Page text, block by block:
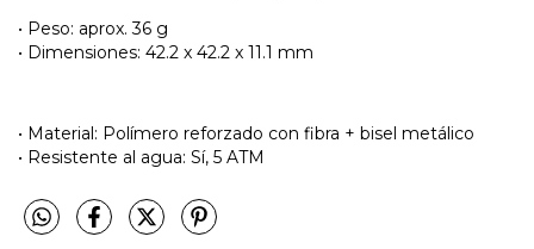
• Peso: aprox. 36 g
• Dimensiones: 42.2 x 42.2 x 11.1 mm
• Material: Polímero reforzado con fibra + bisel metálico
• Resistente al agua: Sí, 5 ATM